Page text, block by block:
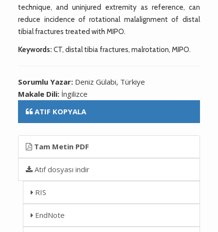
technique, and uninjured extremity as reference, can
reduce incidence of rotational malalignment of distal
tibial fractures treated with MIPO.
Keywords: CT, distal tibia fractures, malrotation, MIPO.
Sorumlu Yazar: Deniz Gülabi, Türkiye
Makale Dili: İngilizce
ATIF KOPYALA
Tam Metin PDF
Atıf dosyası indir
RIS
EndNote